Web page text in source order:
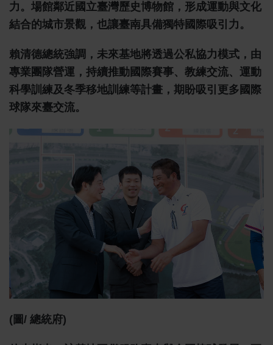
力。場館鄰近國立臺灣歷史博物館，形成運動與文化
結合的城市景觀，也讓臺南具備獨特國際吸引力。
賴清德總統強調，未來基地將透過公私協力模式，由
專業團隊營運，持續推動國際賽事、教練交流、運動
科學訓練及冬季移地訓練等計畫，期盼吸引更多國際
球隊來臺交流。
(圖/ 總統府)